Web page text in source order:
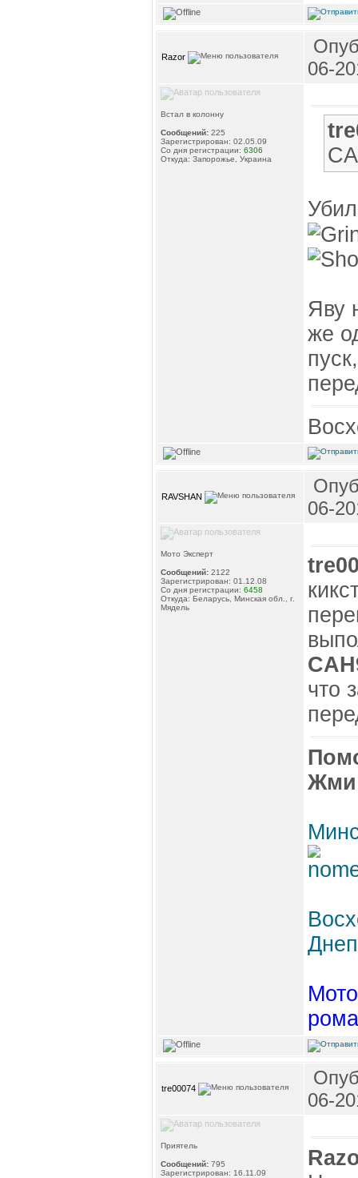
Razor
06-
Встал в колонну
Сообщений: 225
Зарегистрирован: 02.05.09
Со дня регистрации: 6306
Откуда: Запорожье, Украина
Яву
же
RAVSHAN
06-
Мото Эксперт
Сообщений: 2122
Зарегистрирован: 01.12.08
Со дня регистрации: 6458
Откуда: Беларусь, Минская обл., г.
Мядель
что
Жми
tre00074
06-
Приятель
Сообщений: 795
Зарегистрирован: 16.11.09